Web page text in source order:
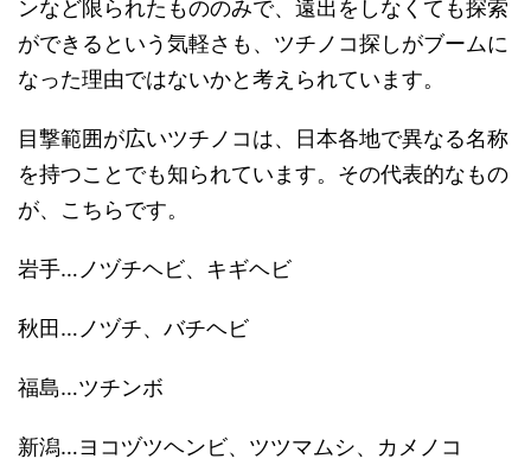
ンなど限られたもののみで、遠出をしなくても探索
ができるという気軽さも、ツチノコ探しがブームに
なった理由ではないかと考えられています。
目撃範囲が広いツチノコは、日本各地で異なる名称
を持つことでも知られています。その代表的なもの
が、こちらです。
岩手…ノヅチヘビ、キギヘビ
秋田…ノヅチ、バチヘビ
福島…ツチンボ
新潟…ヨコヅツヘンビ、ツツマムシ、カメノコ